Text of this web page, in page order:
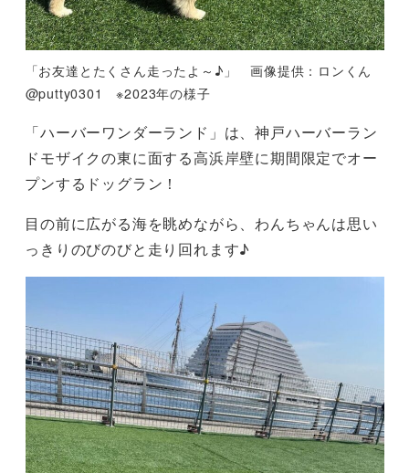
「お友達とたくさん走ったよ～♪」 画像提供：ロンくん
@putty0301 ※2023年の様子
「ハーバーワンダーランド」は、神戸ハーバーラン
ドモザイクの東に面する高浜岸壁に期間限定でオー
プンするドッグラン！
目の前に広がる海を眺めながら、わんちゃんは思い
っきりのびのびと走り回れます♪